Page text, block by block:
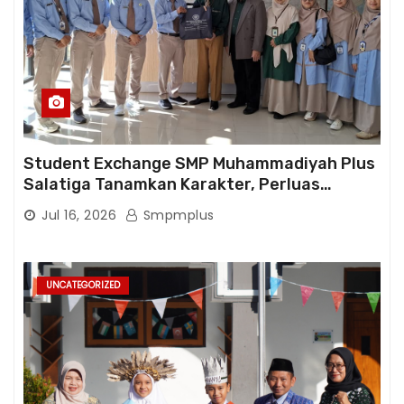
Student Exchange SMP Muhammadiyah Plus
Salatiga Tanamkan Karakter, Perluas
Wawasan, dan Tumbuhkan Semangat
Berprestasi
Jul 16, 2026 Smpmplus
UNCATEGORIZED